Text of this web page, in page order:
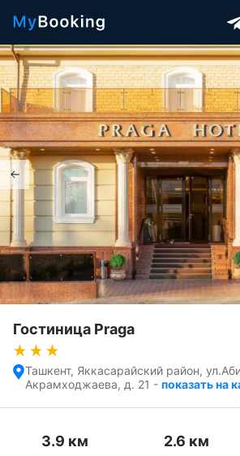
Гостиница Praga
Ташкент, Яккасарайский район,
Акрамходжаева, д. 21 - показать на
3.9 км 2.6 км